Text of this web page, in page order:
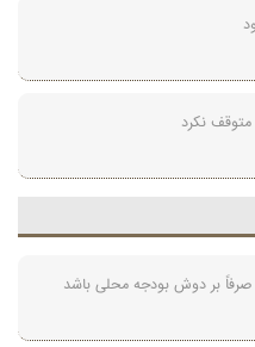
نکرد
بر دوش بودجه محلی باشد